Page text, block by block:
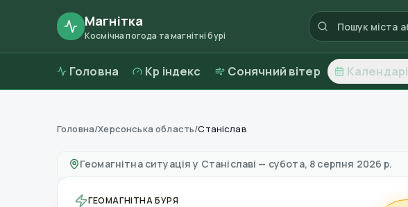
Магнітка
Космічна погода та магнітні бурі
Головна Kp індекс Сонячний вітер Календарі
Магнітні бурі в Станіславі—погода та якість повітря
Головна/Херсонська область/Станіслав
Геомагнітна ситуація у Станіславі — субота, 8 серпня 2026 р.
ГЕОМАГНІТНА БУРЯ